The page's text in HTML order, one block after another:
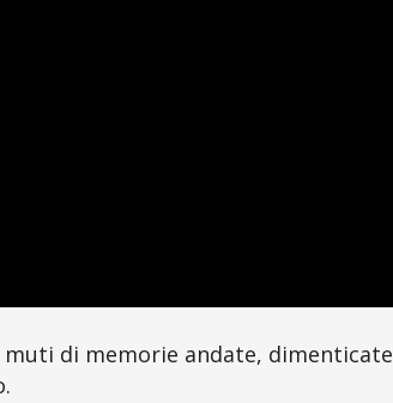
di memorie andate, dimenticate